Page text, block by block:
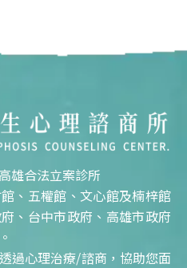
雄合法立案診所
、五權館、文心館及楠梓館
、台中市政府、高雄市政府
過心理治療/諮商，協助您面